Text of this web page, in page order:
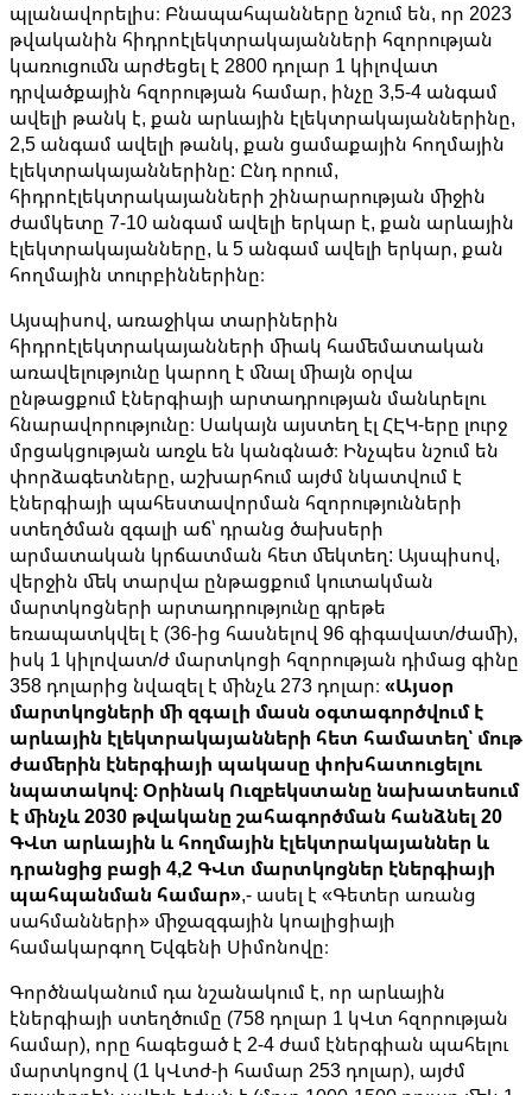
պլանավորելիս։ Բնապահպանները նշում են, որ 2023
թվականին հիդրոէլեկտրակայանների հզորության
կառուցումն արժեցել է 2800 դոլար 1 կիլովատ
դրվածքային հզորության համար, ինչը 3,5-4 անգամ
ավելի թանկ է, քան արևային էլեկտրակայաններինը,
2,5 անգամ ավելի թանկ, քան ցամաքային հողմային
էլեկտրակայաններինը: Ընդ որում,
հիդրոէլեկտրակայանների շինարարության միջին
ժամկետը 7-10 անգամ ավելի երկար է, քան արևային
էլեկտրակայանները, և 5 անգամ ավելի երկար, քան
հողմային տուրբիններինը։
Այսպիսով, առաջիկա տարիներին
հիդրոէլեկտրակայանների միակ համեմատական ​​
առավելությունը կարող է մնալ միայն օրվա
ընթացքում էներգիայի արտադրության մանևրելու
հնարավորությունը։ Սակայն այստեղ էլ ՀԷԿ-երը լուրջ
մրցակցության առջև են կանգնած։ Ինչպես նշում են
փորձագետները, աշխարհում այժմ նկատվում է
էներգիայի պահեստավորման հզորությունների
ստեղծման զգալի աճ՝ դրանց ծախսերի
արմատական ​​կրճատման հետ մեկտեղ: Այսպիսով,
վերջին մեկ տարվա ընթացքում կուտակման
մարտկոցների արտադրությունը գրեթե
եռապատկվել է (36-ից հասնելով 96 գիգավատ/ժամի),
իսկ 1 կիլովատ/ժ մարտկոցի հզորության դիմաց գինը
358 դոլարից նվազել է մինչև 273 դոլար։ «Այսօր
մարտկոցների մի զգալի մասն օգտագործվում է
արևային էլեկտրակայանների հետ համատեղ՝ մութ
ժամերին էներգիայի պակասը փոխհատուցելու
նպատակով։ Օրինակ Ուզբեկստանը նախատեսում
է մինչև 2030 թվականը շահագործման հանձնել 20
ԳՎտ արևային և հողմային էլեկտրակայաններ և
դրանցից բացի 4,2 ԳՎտ մարտկոցներ էներգիայի
պահպանման համար»,- ասել է «Գետեր առանց
սահմանների» միջազգային կոալիցիայի
համակարգող Եվգենի Սիմոնովը։
Գործնականում դա նշանակում է, որ արևային
էներգիայի ստեղծումը (758 դոլար 1 կՎտ հզորության
համար), որը հագեցած է 2-4 ժամ էներգիան պահելու
մարտկոցով (1 կՎտժ-ի համար 253 դոլար), այժմ